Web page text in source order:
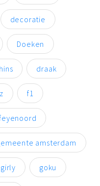
decoratie
Doeken
draak
f1
amsterdam
girly goku